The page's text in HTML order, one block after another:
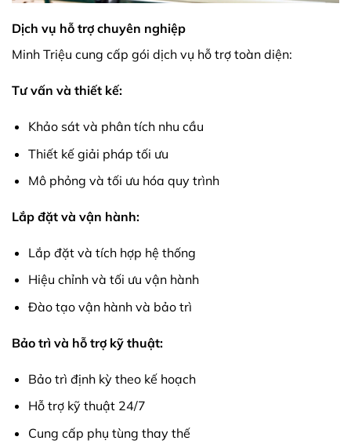
Dịch vụ hỗ trợ chuyên nghiệp
Minh Triệu cung cấp gói dịch vụ hỗ trợ toàn diện:
Tư vấn và thiết kế:
Khảo sát và phân tích nhu cầu
Thiết kế giải pháp tối ưu
Mô phỏng và tối ưu hóa quy trình
Lắp đặt và vận hành:
Lắp đặt và tích hợp hệ thống
Hiệu chỉnh và tối ưu vận hành
Đào tạo vận hành và bảo trì
Bảo trì và hỗ trợ kỹ thuật:
Bảo trì định kỳ theo kế hoạch
Hỗ trợ kỹ thuật 24/7
Cung cấp phụ tùng thay thế